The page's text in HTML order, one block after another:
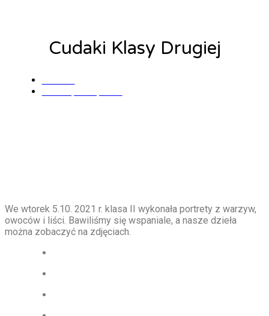
Cudaki Klasy Drugiej
We wtorek 5.10. 2021 r. klasa II wykonała portrety z warzyw,
owoców i liści. Bawiliśmy się wspaniale, a nasze dzieła
można zobaczyć na zdjęciach.